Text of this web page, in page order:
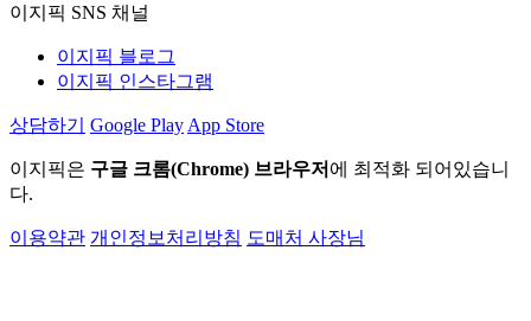
이지픽 SNS 채널
이지픽 블로그
이지픽 인스타그램
상담하기 Google Play App Store
이지픽은 구글 크롬(Chrome) 브라우저 에 최적화 되어있습니
다.
이용약관 개인정보처리방침 도매처 사장님